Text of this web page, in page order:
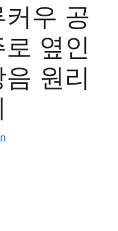
우 공
옆인
원리